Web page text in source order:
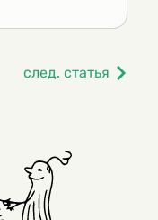
след. статья